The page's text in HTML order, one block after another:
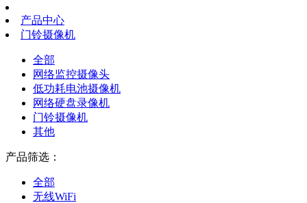
产品中心
门铃摄像机
全部
网络监控摄像头
低功耗电池摄像机
网络硬盘录像机
门铃摄像机
其他
产品筛选：
全部
无线WiFi